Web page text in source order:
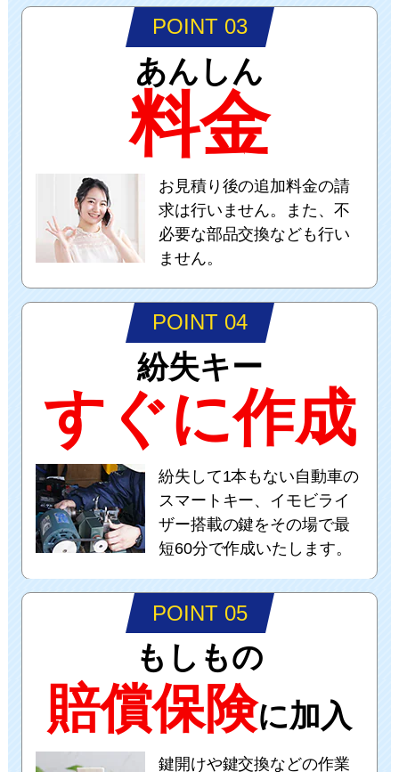
POINT 03
あんしん
料金
お見積り後の追加料金の請
求は行いません。また、不
必要な部品交換なども行い
ません。
POINT 04
紛失キー
すぐに作成
紛失して1本もない自動車の
スマートキー、イモビライ
ザー搭載の鍵をその場で最
短60分で作成いたします。
POINT 05
もしもの
賠償保険に加入
鍵開けや鍵交換などの作業